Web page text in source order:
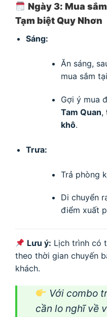
Ngày 3: Mua
Tạm biệt Quy Nhơn
Sáng:
Ăn sáng,
mua sắm tại
Gợi ý mua
Tam Quan,
khô.
Trưa:
Trả phòng
Di chuyển
điểm xuất
Lưu ý: Lịch trình có
theo thời gian chuyến
khách.
Với combo
cần lo nghĩ về